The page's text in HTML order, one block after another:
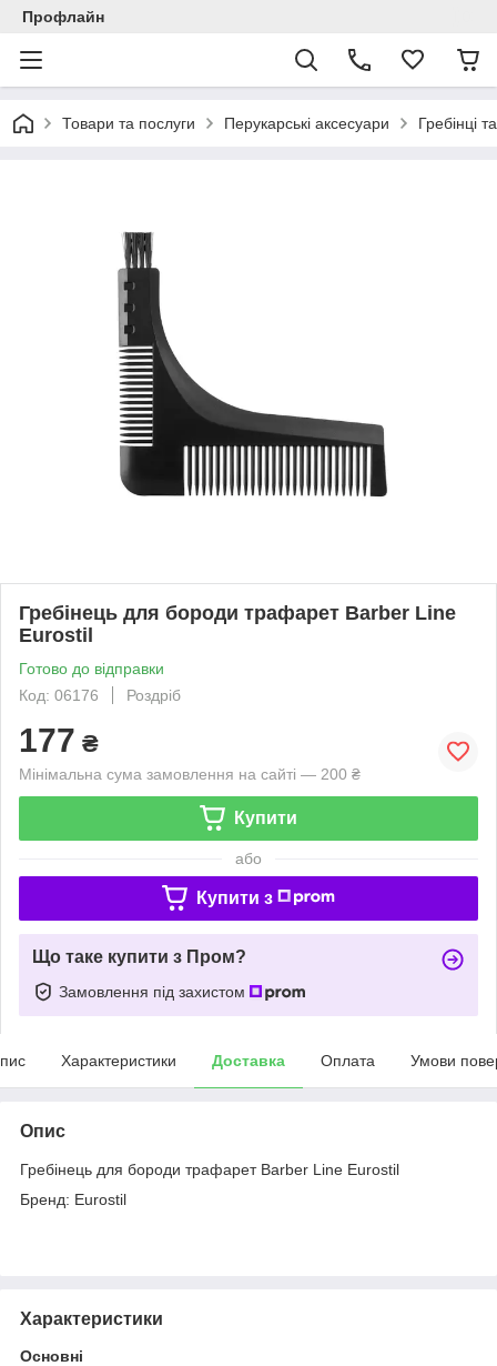
Профлайн
Товари та послуги Перукарські аксесуари Гребінці
Гребінець для бороди трафарет Barber Line
Eurostil
Готово до відправки
Код: 06176
Роздріб
177 ₴
Мінімальна сума замовлення на сайті — 200 ₴
Купити
або
Купити з
Що таке купити з Пром?
Замовлення під захистом
Характеристики Доставка Оплата Умови
Опис
Гребінець для бороди трафарет Barber Line Eurostil
Бренд: Eurostil
Характеристики
Основні